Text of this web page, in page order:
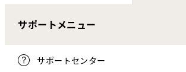
サポートメニュー
サポートセンター